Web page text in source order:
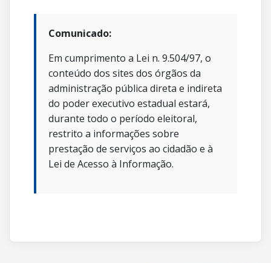
Comunicado:
Em cumprimento a Lei n. 9.504/97, o
conteúdo dos sites dos órgãos da
administração pública direta e indireta
do poder executivo estadual estará,
durante todo o período eleitoral,
restrito a informações sobre
prestação de serviços ao cidadão e à
Lei de Acesso à Informação.